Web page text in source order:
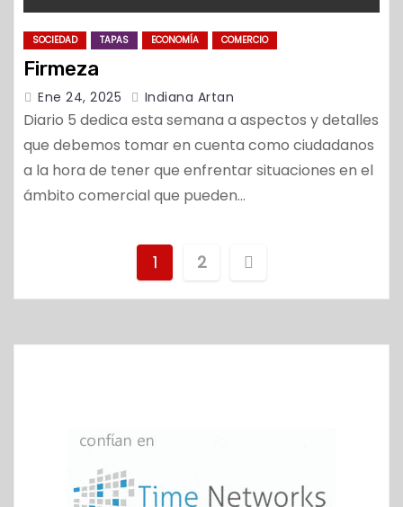
SOCIEDAD TAPAS ECONOMÍA COMERCIO
Firmeza
Ene 24, 2025 Indiana Artan
Diario 5 dedica esta semana a aspectos y detalles
que debemos tomar en cuenta como ciudadanos
a la hora de tener que enfrentar situaciones en el
ámbito comercial que pueden…
a
v
a
c
1 2